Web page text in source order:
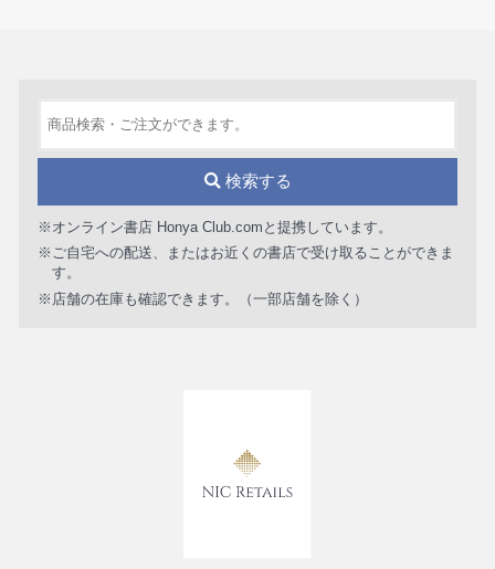
検索する
※オンライン書店 Honya Club.comと提携しています。
※ご自宅への配送、またはお近くの書店で受け取ることができま
す。
※店舗の在庫も確認できます。（一部店舗を除く）